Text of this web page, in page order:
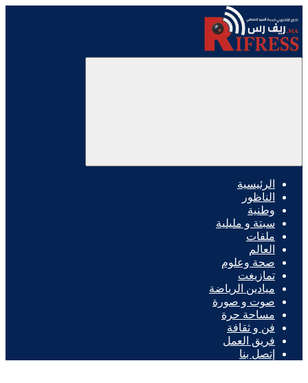
الرئيسية
الناظور
وطنية
سبتة و مليلية
ملفات
العالم
صحة وعلوم
تمازيغت
ميادين الرياضة
صوت و صورة
مساحة حرة
فن و ثقافة
فريق العمل
إتصل بنا